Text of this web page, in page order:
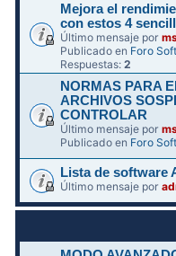
Mejora el
con estos 4
Último mensaje por
Publicado en Foro
Respuestas:2
NORMAS PARA
ARCHIVOS
CONTROLAR
Último mensaje por
Publicado en Foro
Lista de software
Último mensaje por